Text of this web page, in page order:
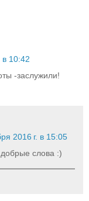
в 10:42
-заслужили!
2016 г. в 15:05
слова :)